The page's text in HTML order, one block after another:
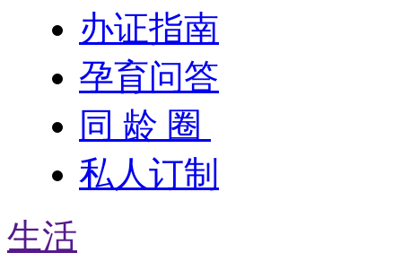
办证指南
孕育问答
同 龄 圈
私人订制
生活